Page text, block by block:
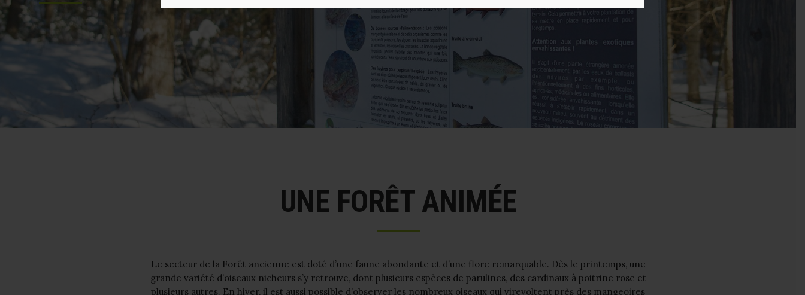
UNE FORÊT ANIMÉE
Le secteur de la Forêt ancienne est doté d’une faune abondante et d’une flore remarquable. Dès le printemps, une
grande variété d’oiseaux nicheurs s’y retrouve, dont plusieurs espèces de parulines, des cardinaux à poitrine rose et
plusieurs autres. En hiver, il est aussi possible d’observer les nombreux oiseaux qui virevoltent près des mangeoires